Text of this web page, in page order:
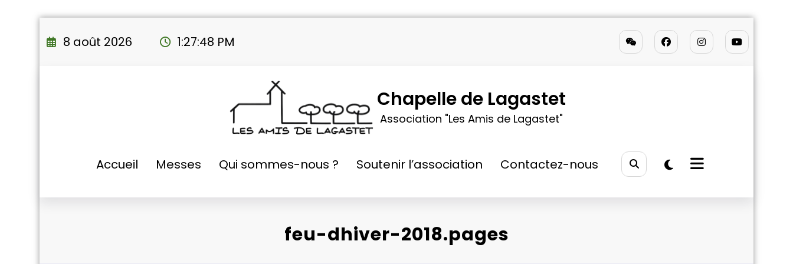
au
8 août 2026 1:27:49 PM
Chapelle de Lagastet
Association "Les Amis de Lagastet"
Accueil Messes Qui sommes-nous ? Soutenir l’association Contactez-nous
feu-dhiver-2018.pages